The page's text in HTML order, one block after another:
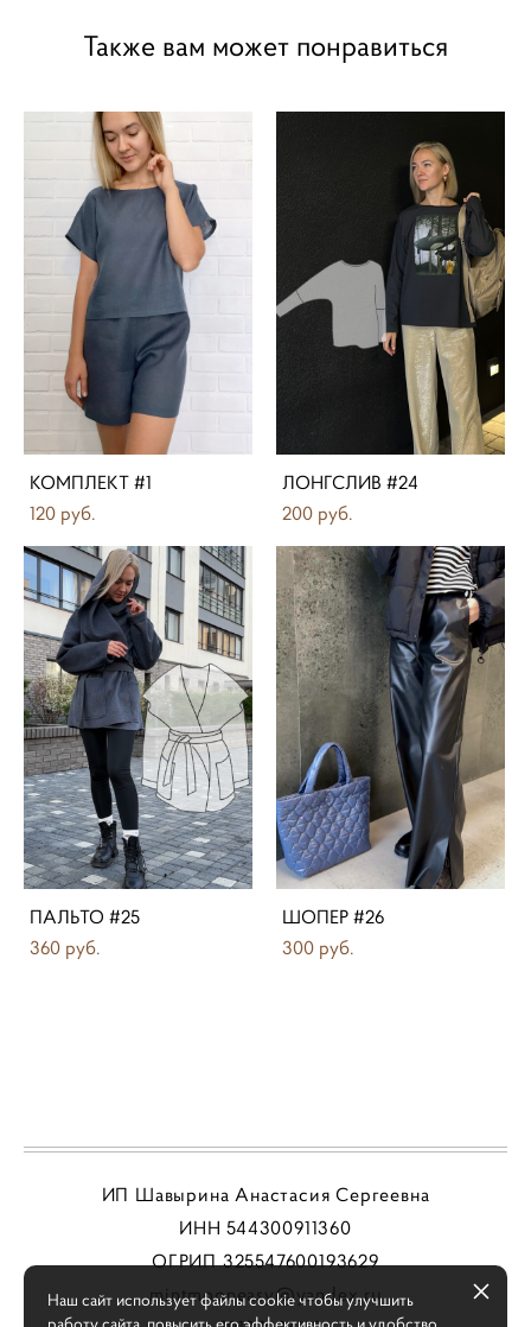
Также вам может понравиться
КОМПЛЕКТ #1
120 pуб.
ЛОНГСЛИВ #24
200 pуб.
ПАЛЬТО #25
360 pуб.
ШОПЕР #26
300 pуб.
ИП Шавырина Анастасия Сергеевна
ИНН 544300911360
ОГРИП 325547600193629
mintmooneasy@yandex.ru
Наш сайт использует файлы cookie чтобы улучшить